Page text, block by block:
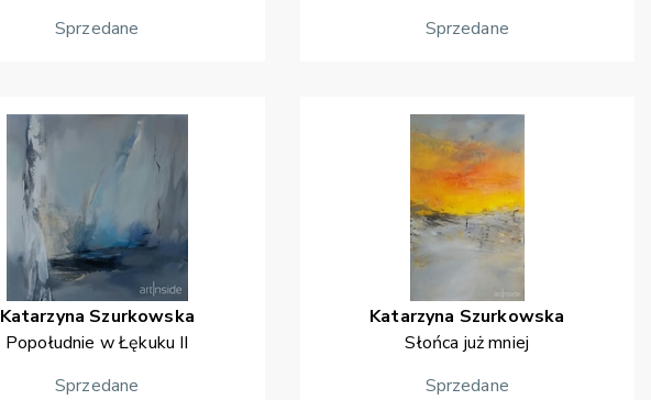
Sprzedane
Sprzedane
Katarzyna Szurkowska
Popołudnie w Łękuku II
Sprzedane
Katarzyna Szurkowska
Słońca już mniej
Sprzedane